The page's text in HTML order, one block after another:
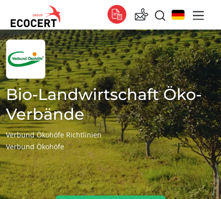
UNSERE SERVICES
Zertifizierung
Global
(Englisch)
Global (Französisch)
Global (Spanisch)
Afrika
Südafrika (Englisch)
Tunesien (Französisch)
Asien
Bio-Landwirtschaft Öko-
Verbände
Verbund Ökohöfe Richtlinien
Verbund Ökohöfe